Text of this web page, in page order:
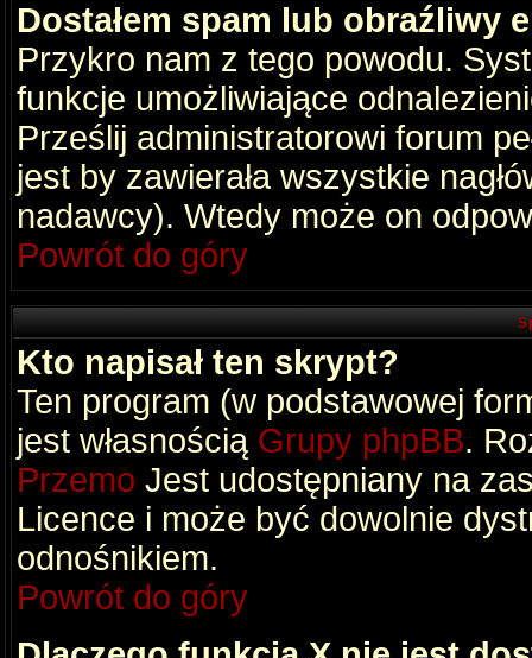
Dostałem spam lub obraźliwy
Przykro nam z tego powodu.
funkcje umożliwiające
Prześlij administratorowi forum
jest by zawierała wszystkie
nadawcy). Wtedy może on
Powrót do góry
Kto napisał ten skrypt?
Ten program (w podstawowej
jest własnością Grupy phpBB.
Przemo Jest udostępniany na
Licence i może być dowolnie
odnośnikiem.
Powrót do góry